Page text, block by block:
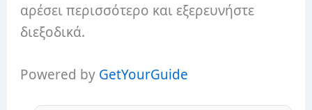
αρέσει περισσότερο και εξερευνήστε
διεξοδικά.
Powered by GetYourGuide